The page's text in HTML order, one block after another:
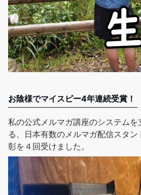
お陰様でマイスピー4年連続受賞！
私の公式メルマガ講座のシステムを
る、日本有数のメルマガ配信スタ
彰を４回受けました。